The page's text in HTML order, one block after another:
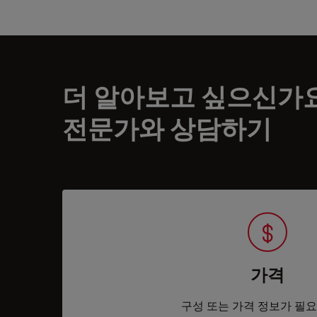
더 알아보고 싶으신가
전문가와 상담하기
가격
구성 또는 가격 정보가 필